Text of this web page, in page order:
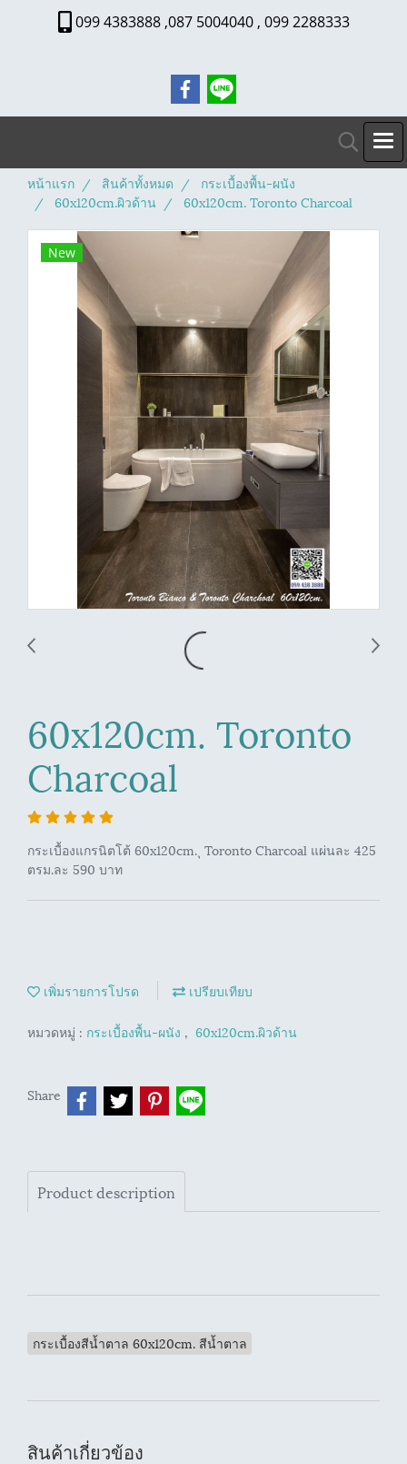
099 4383888 ,087 5004040 , 099 2288333
หน้าแรก สินค้าทั้งหมด
กระเบื้องพื้น-ผนัง
60x120cm.ผิวด้าน
60x120cm. Toronto Charcoal
New
60x120cm. Toronto
Charcoal
กระเบื้องแกรนิตโต้ 60x120cm. ุ Toronto Charcoal แผ่นละ 425
ตรม.ละ 590 บาท
เพิ่มรายการโปรด เปรียบเทียบ
หมวดหมู่ : กระเบื้องพื้น-ผนัง , 60x120cm.ผิวด้าน
Share
Product description
กระเบื้องสีน้ำตาล 60x120cm. สีน้ำตาล
สินค้าเกี่ยวข้อง